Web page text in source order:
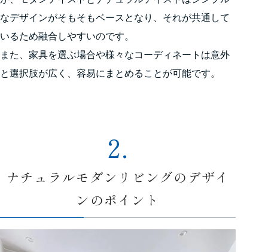
なデザインがそもそもベースとなり、それが共通して
いるため融合しやすいのです。
また、家具を選ぶ場合や様々なコーディネートは意外
と選択肢が広く、容易にまとめることが可能です。
2.
ナチュラルモダンリビングのデザイ
ンのポイント